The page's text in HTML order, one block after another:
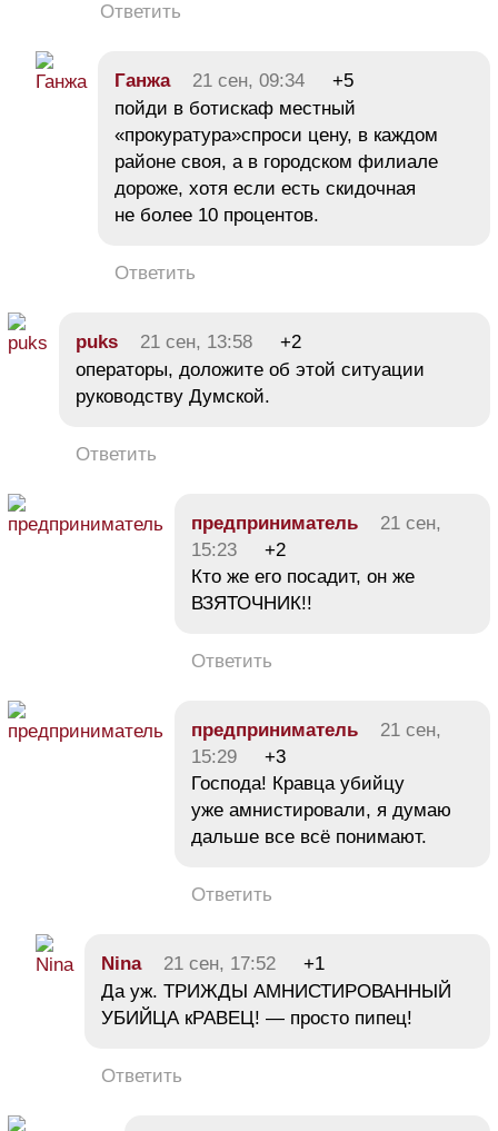
Ответить
Ганжа 21 сен, 09:34
+5
пойди в ботискаф местный
«прокуратура»спроси цену, в каждом
районе своя, а в городском филиале
дороже, хотя если есть скидочная
не более 10 процентов.
Ответить
puks 21 сен, 13:58
+2
операторы, доложите об этой ситуации
руководству Думской.
Ответить
предприниматель
21 сен,
15:23
+2
Кто же его посадит, он же
ВЗЯТОЧНИК!!
Ответить
предприниматель
21 сен,
15:29
+3
Господа! Кравца убийцу
уже амнистировали, я думаю
дальше все всё понимают.
Ответить
Nina 21 сен, 17:52
+1
Да уж. ТРИЖДЫ АМНИСТИРОВАННЫЙ
УБИЙЦА кРАВЕЦ! — просто пипец!
Ответить